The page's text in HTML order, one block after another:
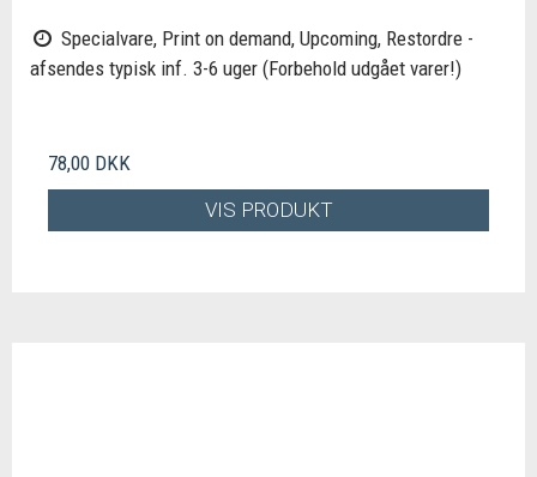
Specialvare, Print on demand, Upcoming, Restordre -
afsendes typisk inf. 3-6 uger (Forbehold udgået varer!)
78,00 DKK
VIS PRODUKT